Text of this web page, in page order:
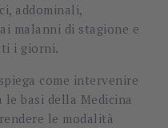
addominali,
malanni di stagione e
i giorni.
come intervenire
le basi della Medicina
le modalità